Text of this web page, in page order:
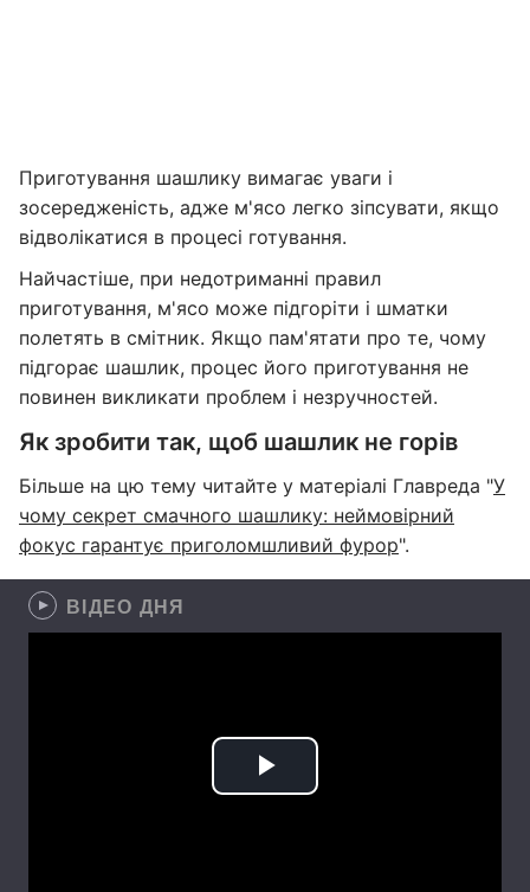
Приготування шашлику вимагає уваги і
зосередженість, адже м'ясо легко зіпсувати, якщо
відволікатися в процесі готування.
Найчастіше, при недотриманні правил
приготування, м'ясо може підгоріти і шматки
полетять в смітник. Якщо пам'ятати про те, чому
підгорає шашлик, процес його приготування не
повинен викликати проблем і незручностей.
Як зробити так, щоб шашлик не горів
Більше на цю тему читайте у матеріалі Главреда "У
чому секрет смачного шашлику: неймовірний
фокус гарантує приголомшливий фурор".
ВІДЕО ДНЯ